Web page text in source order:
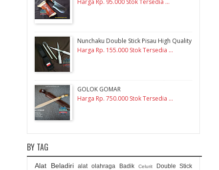
Harga Rp. 95.000 Stok Tersedia ...
Nunchaku Double Stick Pisau High Quality
Harga Rp. 155.000 Stok Tersedia ...
GOLOK GOMAR
Harga Rp. 750.000 Stok Tersedia ...
BY TAG
Alat Beladiri alat olahraga Badik Celurit Double Stick